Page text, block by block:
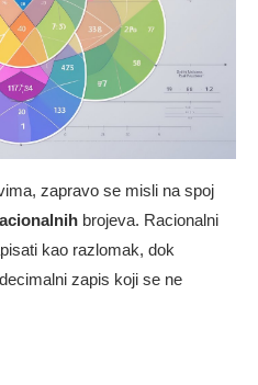
zapravo se misli na spoj
brojeva. Racionalni
kao razlomak, dok
zapis koji se ne